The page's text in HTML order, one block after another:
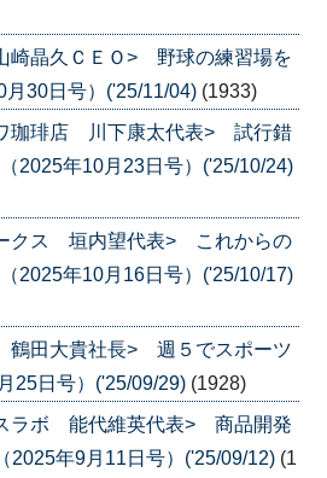
晶久ＣＥＯ> 野球の練習場を
30日号）('25/11/04) (1933)
珈琲店 川下康太代表> 試行錯
2025年10月23日号）('25/10/24)
クス 垣内望代表> これからの
2025年10月16日号）('25/10/17)
田大貴社長> 週５でスポーツ
25日号）('25/09/29) (1928)
ラボ 能代維英代表> 商品開発
2025年9月11日号）('25/09/12) (1